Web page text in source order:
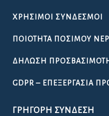
ΧΡΉΣΙΜΟΙ ΣΎΝΔΕΣΜΟΙ
ΠΟΙΌΤΗΤΑ ΠΌΣΙΜΟΥ
ΔΉΛΩΣΗ
GDPR – ΕΠΕΞΕΡΓΑΣΙΑ
ΓΡΉΓΟΡΗ ΣΎΝΔΕΣΗ